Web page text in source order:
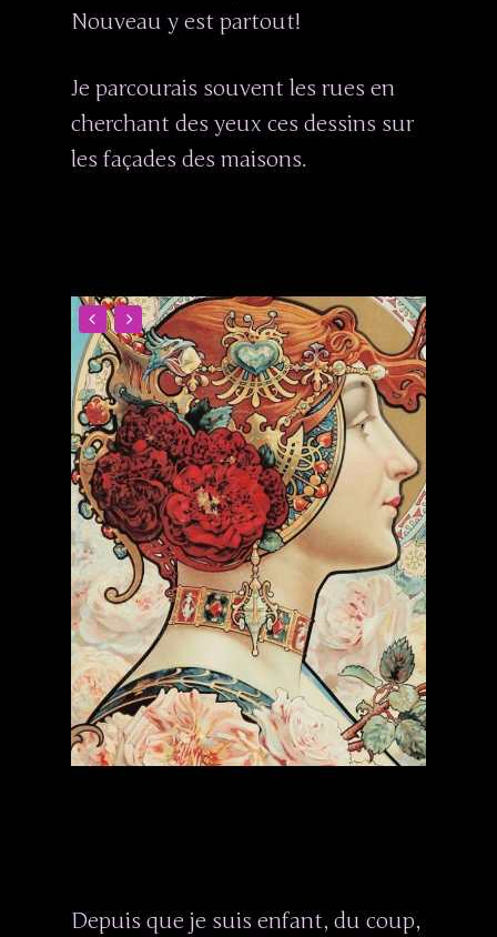
Nouveau y est partout!
Je parcourais souvent les rues en
cherchant des yeux ces dessins sur
les façades des maisons.
Depuis que je suis enfant, du coup,